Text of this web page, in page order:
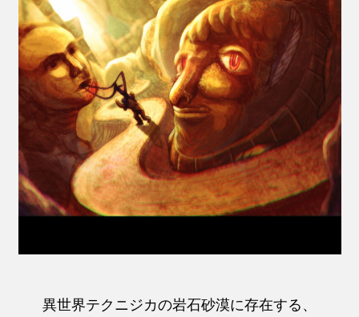
異世界テクニジカの岩石砂漠に存在する、